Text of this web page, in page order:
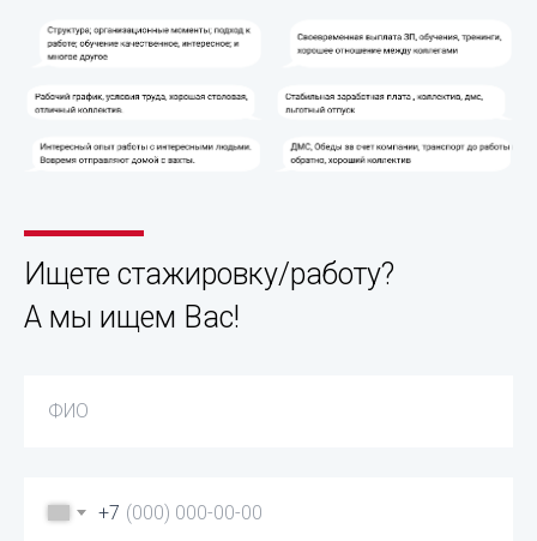
Ищете стажировку/работу?
А мы ищем Вас!
+7